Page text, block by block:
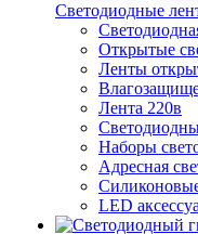
Светодиодные
Открытые
Ленты
Лента 220в
Наборы
Адресная
LED